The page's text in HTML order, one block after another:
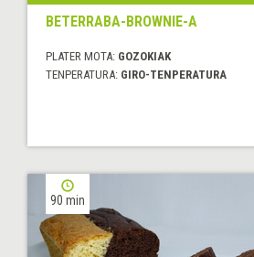
BETERRABA-BROWNIE-A
PLATER MOTA: GOZOKIAK
TENPERATURA: GIRO-TENPERATURA
90 min